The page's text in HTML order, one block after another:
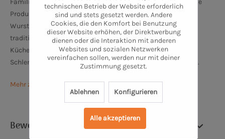
Familiengeschichte und ist eine feste Größe in Oldenburg. Die
Produktpalette bei Meerpohl reicht von Fleisch- und
Wurstspezialitäten über hausgemachte Convienence bis zu
traditionell nach altem Rezept hergestellten
Küchenerzeugnissen. Traditionelle und moderne
Schlemmerküchenqualität findet man hier zu fairen Preisen.
Mehr zu Meerpohl Spezialitäten-Fleischerei
Bewertung
technischen Betrieb der Website erforderlich
sind und stets gesetzt werden. Andere
Cookies, die den Komfort bei Benutzung
dieser Website erhöhen, der Direktwerbung
dienen oder die Interaktion mit anderen
Websites und sozialen Netzwerken
vereinfachen sollen, werden nur mit deiner
Zustimmung gesetzt.
Ablehnen Konfigurieren
Alle akzeptieren